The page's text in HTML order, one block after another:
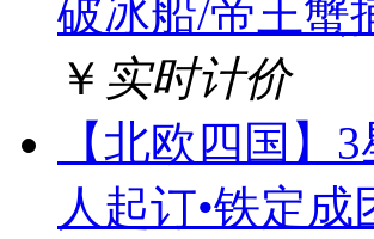
破冰船/帝王蟹
￥ 实时计价
【北欧四国】
人起订•铁定成